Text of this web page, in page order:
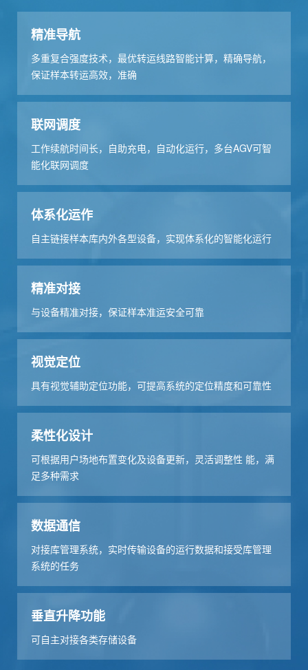
精准导航
多重复合强度技术，最优转运线路智能计算，精确导航，
保证样本转运高效，准确
联网调度
工作续航时间长，自助充电，自动化运行，多台AGV可智
能化联网调度
体系化运作
自主链接样本库内外各型设备，实现体系化的智能化运行
精准对接
与设备精准对接，保证样本准运安全可靠
视觉定位
具有视觉辅助定位功能，可提高系统的定位精度和可靠性
柔性化设计
可根据用户场地布置变化及设备更新，灵活调整性 能，满
足多种需求
数据通信
对接库管理系统，实时传输设备的运行数据和接受库管理
系统的任务
垂直升降功能
可自主对接各类存储设备